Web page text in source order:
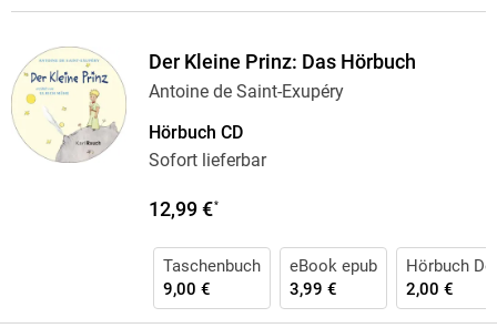
Der Kleine Prinz: Das Hörbuch
Antoine de Saint-Exupéry
Hörbuch CD
Sofort lieferbar
12,99 €*
Taschenbuch
9,00 €
eBook epub
3,99 €
Hörbuch
2,00 €